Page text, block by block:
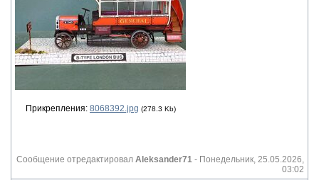
Прикрепления: 8068392.jpg (278.3 Kb)
Сообщение отредактировал Aleksander71 - Понедельник, 25.05.2026,
03:02